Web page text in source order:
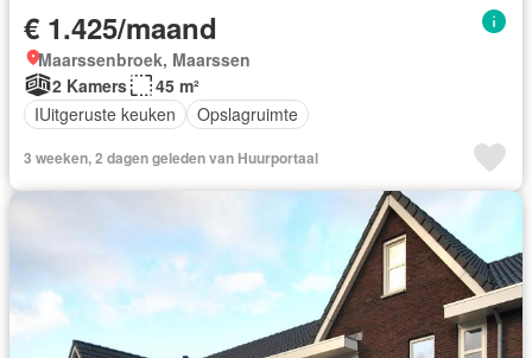
€ 1.425/maand
Maarssenbroek, Maarssen
2 Kamers
45 m²
IUitgeruste keuken
Opslagruimte
3 weeken, 2 dagen geleden van Huurportaal